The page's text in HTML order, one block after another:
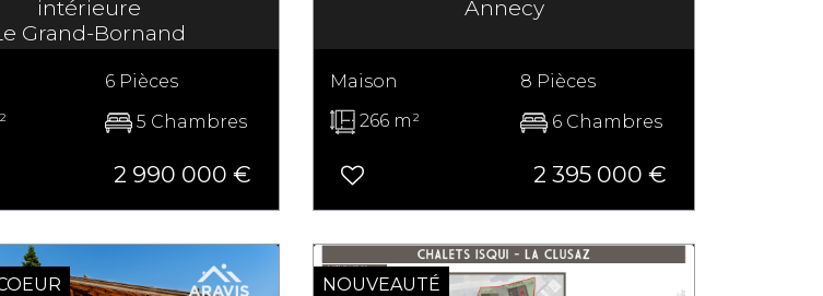
intérieure
Grand-Bornand
6 Pièces
5 Chambres
2 990 000 €
Annecy
Maison
266 m²
8 Pièces
6 Chambres
2 395 000 €
NOUVEAUTÉ